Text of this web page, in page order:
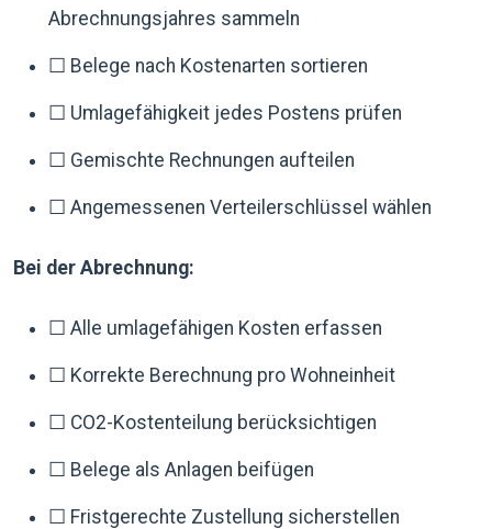
Abrechnungsjahres sammeln
☐ Belege nach Kostenarten sortieren
☐ Umlagefähigkeit jedes Postens prüfen
☐ Gemischte Rechnungen aufteilen
☐ Angemessenen Verteilerschlüssel wählen
Bei der Abrechnung:
☐ Alle umlagefähigen Kosten erfassen
☐ Korrekte Berechnung pro Wohneinheit
☐ CO2-Kostenteilung berücksichtigen
☐ Belege als Anlagen beifügen
☐ Fristgerechte Zustellung sicherstellen